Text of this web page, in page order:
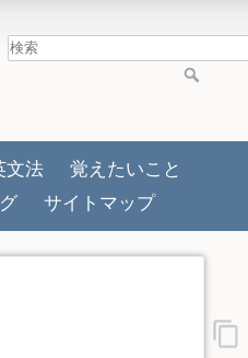
文法
覚えたいこと
サイトマップ